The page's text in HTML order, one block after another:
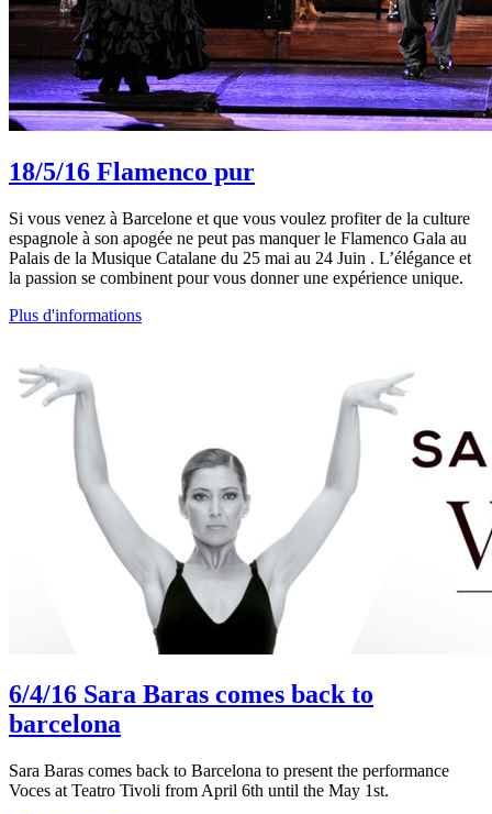
18/5/16 Flamenco pur
Si vous venez à Barcelone et que vous voulez profiter de la culture
espagnole à son apogée ne peut pas manquer le Flamenco Gala au
Palais de la Musique Catalane du 25 mai au 24 Juin . L’élégance et
la passion se combinent pour vous donner une expérience unique.
Plus d'informations
6/4/16 Sara Baras comes back to
barcelona
Sara Baras comes back to Barcelona to present the performance
Voces at Teatro Tivoli from April 6th until the May 1st.